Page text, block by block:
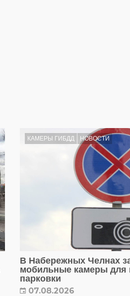
КАМЕРЫ ГИБДД НОВОСТИ
В Набережных Челнах
мобильные камеры для
парковки
07.08.2026